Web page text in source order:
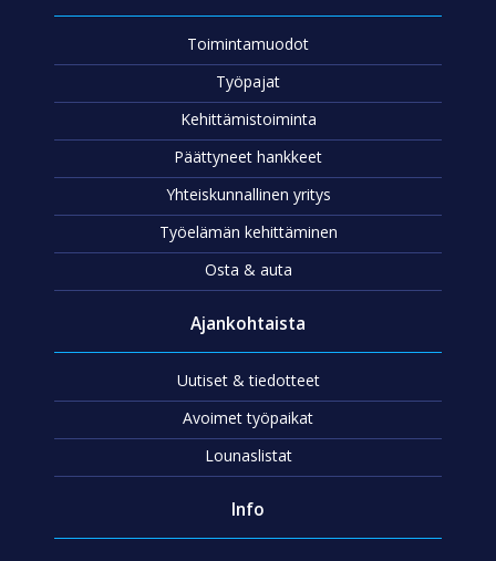
Toimintamuodot
Työpajat
Kehittämistoiminta
Päättyneet hankkeet
Yhteiskunnallinen yritys
Työelämän kehittäminen
Osta & auta
Ajankohtaista
Uutiset & tiedotteet
Avoimet työpaikat
Lounaslistat
Info